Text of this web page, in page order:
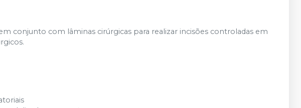
conjunto com lâminas cirúrgicas para realizar incisões controladas em